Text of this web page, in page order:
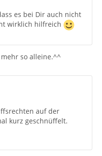
es bei Dir auch nicht
wirklich hilfreich
so alleine.^^
auf der
kurz geschnüffelt.